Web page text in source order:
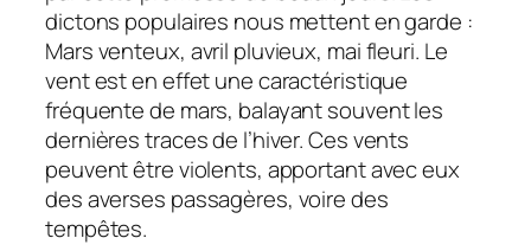
dictons populaires nous mettent en garde :
Mars venteux, avril pluvieux, mai fleuri. Le
vent est en effet une caractéristique
fréquente de mars, balayant souvent les
dernières traces de l’hiver. Ces vents
peuvent être violents, apportant avec eux
des averses passagères, voire des
tempêtes.